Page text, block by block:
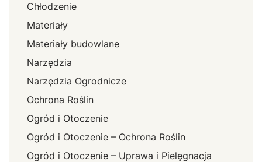
Chłodzenie
Materiały
Materiały budowlane
Narzędzia
Narzędzia Ogrodnicze
Ochrona Roślin
Ogród i Otoczenie
Ogród i Otoczenie – Ochrona Roślin
Ogród i Otoczenie – Uprawa i Pielęgnacja